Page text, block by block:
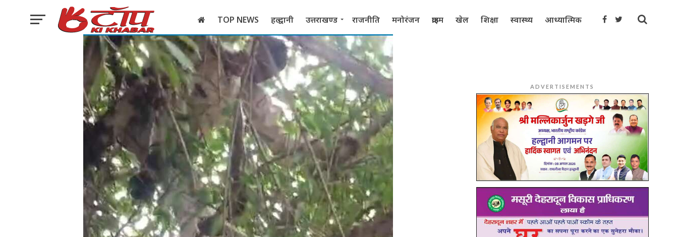
TOP NEWS हल्द्वानी उत्तराखण्ड राजनीति मनोरंजन क्राइम खेल शिक्षा स्वास्थ्य आध्यात्मिक
इलेक्शन 2022
ADVERTISEMENTS